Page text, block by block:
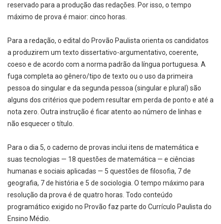
reservado para a produção das redações. Por isso, o tempo
máximo de prova é maior: cinco horas.
Para a redação, o edital do Provão Paulista orienta os candidatos
a produzirem um texto dissertativo-argumentativo, coerente,
coeso e de acordo com a norma padrão da língua portuguesa. A
fuga completa ao gênero/tipo de texto ou o uso da primeira
pessoa do singular e da segunda pessoa (singular e plural) são
alguns dos critérios que podem resultar em perda de ponto e até a
nota zero. Outra instrução é ficar atento ao número de linhas e
não esquecer o título.
Para o dia 5, o caderno de provas inclui itens de matemática e
suas tecnologias — 18 questões de matemática — e ciências
humanas e sociais aplicadas — 5 questões de filosofia, 7 de
geografia, 7 de história e 5 de sociologia. O tempo máximo para
resolução da prova é de quatro horas. Todo conteúdo
programático exigido no Provão faz parte do Currículo Paulista do
Ensino Médio.